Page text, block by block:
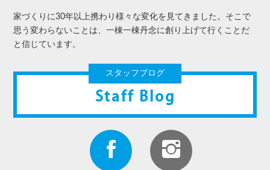
家づくりに30年以上携わり様々な変化を見てきました。そこで
思う変わらないことは、一棟一棟丹念に創り上げて行くことだ
と信じています。
スタッフブログ
Staff Blog